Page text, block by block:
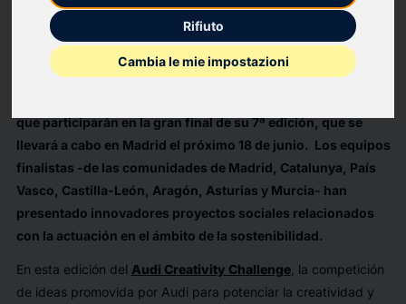
Rifiuto
Cambia le mie impostazioni
En esta 7ª edición han participado más de 1.500 estudiantes
de centros docentes de todo el territorio español
El equipo ganador desarrollará su proyecto en Silicon Valley
durante el próximo mes de julio
que participarán en la gran final de su 7ª edición, que se
llevará a cabo en Madrid el próximo 18 de junio. Los equipos
finalistas -de las comunidades de Madrid, Catalunya, País
Vasco, Castilla-León, Aragón, Asturias y Murcia- han
presentado innovadores proyectos sociales relacionados
con la actuación en el ámbito de la sostenibilidad.
En esta edición del Audi Creativity Challenge, la competición
de ideas promovida por Audi para potenciar la creatividad y